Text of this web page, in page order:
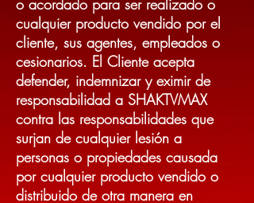
o acordado para ser realizado o
cualquier producto vendido por el
cliente, sus agentes, empleados o
cesionarios. El Cliente acepta
defender, indemnizar y eximir de
responsabilidad a SHAKTVMAX
contra las responsabilidades que
surjan de cualquier lesión a
personas o propiedades causada
por cualquier producto vendido o
distribuido de otra manera en